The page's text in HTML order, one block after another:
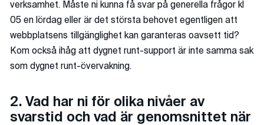
verksamhet. Måste ni kunna få svar på generella frågor kl
05 en lördag eller är det största behovet egentligen att
webbplatsens tillgänglighet kan garanteras oavsett tid?
Kom också ihåg att dygnet runt-support är inte samma sak
som dygnet runt-övervakning.
2. Vad har ni för olika nivåer av
svarstid och vad är genomsnittet när